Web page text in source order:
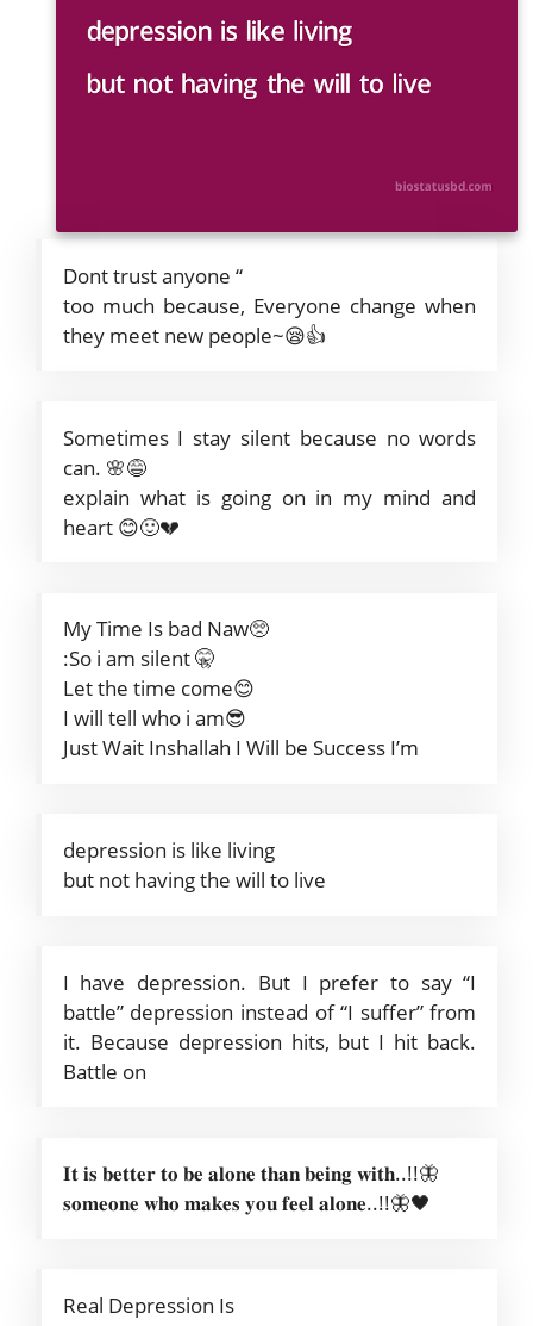
Dont trust anyone “
too much because, Everyone change when
they meet new people~😪👍
Sometimes I stay silent because no words
can. 🌸😅
explain what is going on in my mind and
heart 😊🙂💔
My Time Is bad Naw🥺
:So i am silent 🤫
Let the time come😊
I will tell who i am😎
Just Wait Inshallah I Will be Success I’m
depression is like living
but not having the will to live
I have depression. But I prefer to say “I
battle” depression instead of “I suffer” from
it. Because depression hits, but I hit back.
Battle on
𝐈𝐭 𝐢𝐬 𝐛𝐞𝐭𝐭𝐞𝐫 𝐭𝐨 𝐛𝐞 𝐚𝐥𝐨𝐧𝐞 𝐭𝐡𝐚𝐧 𝐛𝐞𝐢𝐧𝐠 𝐰𝐢𝐭𝐡..!!🦋
𝐬𝐨𝐦𝐞𝐨𝐧𝐞 𝐰𝐡𝐨 𝐦𝐚𝐤𝐞𝐬 𝐲𝐨𝐮 𝐟𝐞𝐞𝐥 𝐚𝐥𝐨𝐧𝐞..!!🦋🖤
Real Depression Is